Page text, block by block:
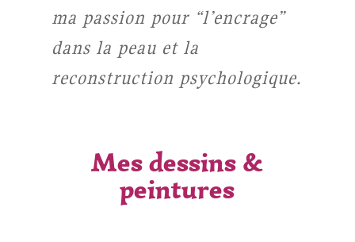
ma passion pour “l’encrage”
dans la peau et la
reconstruction psychologique.
Mes dessins &
peintures